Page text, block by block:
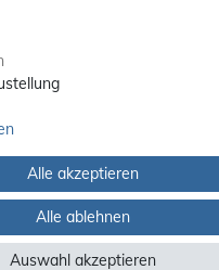
in andere Länder finden Siehier
orex.de / powered bycreateyourtemplate
Alle akzeptieren
Alle ablehnen
Auswahl akzeptieren